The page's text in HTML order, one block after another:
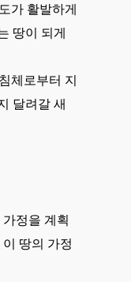
가 활발하게
땅이 되게
체로부터 지
달려갈 새
정을 계획
땅의 가정